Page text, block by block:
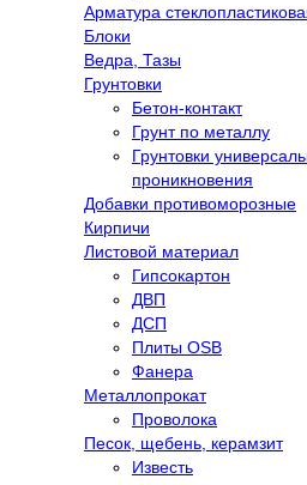
Арматура
Блоки
Ведра, Тазы
Грунтовки
Бетон-контакт
Грунт по металлу
Грунтовки
проникновения
Добавки противоморозные
Кирпичи
Листовой материал
Гипсокартон
ДВП
ДСП
Плиты OSB
Фанера
Металлопрокат
Проволока
Песок, щебень, керамзит
Известь